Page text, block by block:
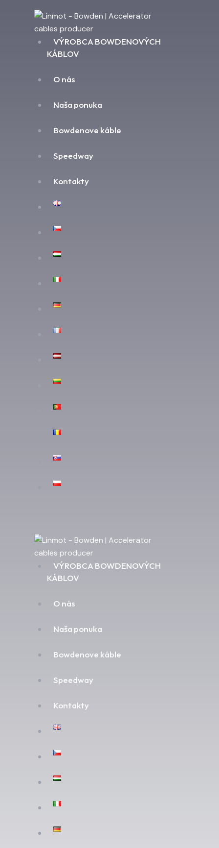
VÝROBCA BOWDENOVÝCH
KÁBLOV
O nás
Naša ponuka
Bowdenove káble
Speedway
Kontakty
VÝROBCA BOWDENOVÝCH
KÁBLOV
O nás
Naša ponuka
Bowdenove káble
Speedway
Kontakty